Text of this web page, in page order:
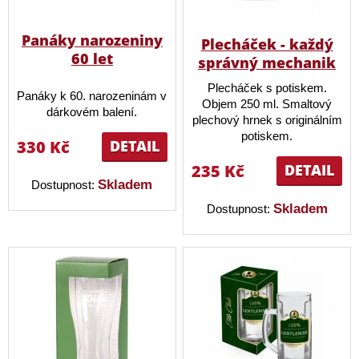
Panáky narozeniny
60 let
Panáky k 60. narozeninám v
dárkovém balení.
DETAIL
330 Kč
Dostupnost:Skladem
Plecháček - každý
správný mechanik
Plecháček s potiskem.
Objem 250 ml. Smaltový
plechový hrnek s originálním
potiskem.
DETAIL
235 Kč
Dostupnost: Skladem